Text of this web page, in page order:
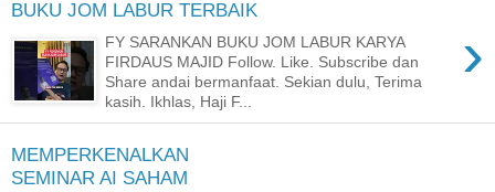
BUKU JOM LABUR TERBAIK
›
FY SARANKAN BUKU JOM LABUR KARYA
FIRDAUS MAJID Follow. Like. Subscribe dan
Share andai bermanfaat. Sekian dulu, Terima
kasih. Ikhlas, Haji F...
MEMPERKENALKAN
SEMINAR AI SAHAM